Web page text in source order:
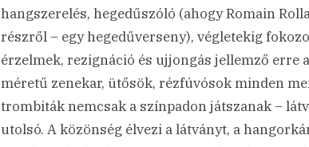
hangszerelés, hegedűszóló (ahogy Romain
részről – egy hegedűverseny), végletekig
érzelmek, rezignáció és ujjongás jellemző erre
méretű zenekar, ütősök, rézfúvósok minden
trombiták nemcsak a színpadon játszanak –
utolsó. A közönség élvezi a látványt, a